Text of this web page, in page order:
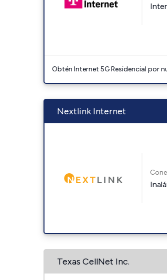
Obtén Internet 5G Residencial por
Nextlink Internet
Texas CellNet Inc.